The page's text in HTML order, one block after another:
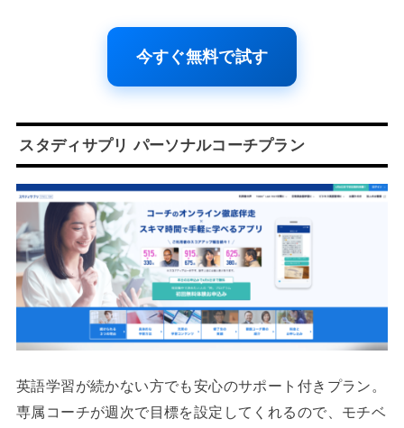
今すぐ無料で試す
スタディサプリ パーソナルコーチプラン
英語学習が続かない方でも安心のサポート付きプラン。
専属コーチが週次で目標を設定してくれるので、モチベ